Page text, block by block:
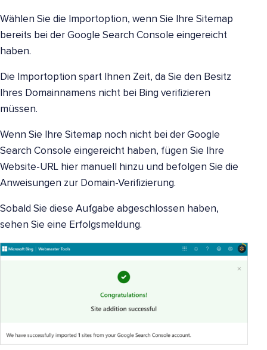
Wählen Sie die Importoption, wenn Sie Ihre Sitemap
bereits bei der Google Search Console eingereicht
haben.
Die Importoption spart Ihnen Zeit, da Sie den Besitz
Ihres Domainnamens nicht bei Bing verifizieren
müssen.
Wenn Sie Ihre Sitemap noch nicht bei der Google
Search Console eingereicht haben, fügen Sie Ihre
Website-URL hier manuell hinzu und befolgen Sie die
Anweisungen zur Domain-Verifizierung.
Sobald Sie diese Aufgabe abgeschlossen haben,
sehen Sie eine Erfolgsmeldung.